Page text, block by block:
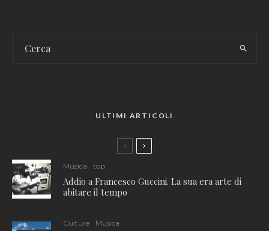
ULTIMI ARTICOLI
Musica top
Addio a Francesco Guccini. La sua era arte di
abitare il tempo
Culture Musica